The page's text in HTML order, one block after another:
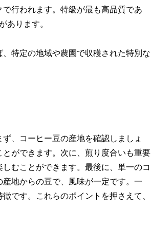
行われます。特級が最も高品質であ
あります。
特定の地域や農園で収穫された特別な
、コーヒー豆の産地を確認しましょ
ができます。次に、煎り度合いも重要
むことができます。最後に、単一のコ
地からの豆で、風味が一定です。一
です。これらのポイントを押さえて、